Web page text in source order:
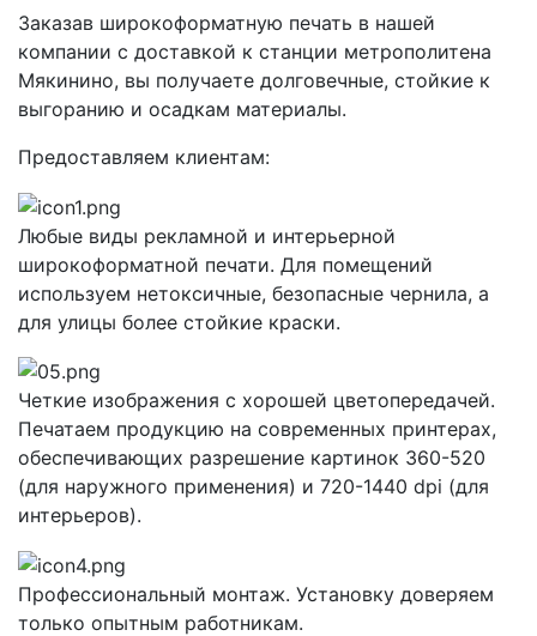
Заказав широкоформатную печать в нашей
компании с доставкой к станции метрополитена
Мякинино, вы получаете долговечные, стойкие к
выгоранию и осадкам материалы.
Предоставляем клиентам:
Любые виды рекламной и интерьерной
широкоформатной печати. Для помещений
используем нетоксичные, безопасные чернила, а
для улицы более стойкие краски.
Четкие изображения с хорошей цветопередачей.
Печатаем продукцию на современных принтерах,
обеспечивающих разрешение картинок 360-520
(для наружного применения) и 720-1440 dpi (для
интерьеров).
Профессиональный монтаж. Установку доверяем
только опытным работникам.